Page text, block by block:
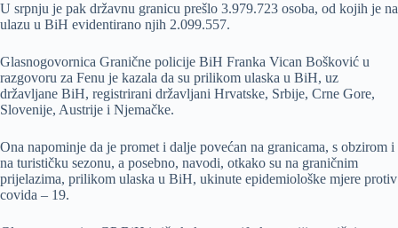
U srpnju je pak državnu granicu prešlo 3.979.723 osoba, od kojih je na
ulazu u BiH evidentirano njih 2.099.557.
Glasnogovornica Granične policije BiH Franka Vican Bošković u
razgovoru za Fenu je kazala da su prilikom ulaska u BiH, uz
državljane BiH, registrirani državljani Hrvatske, Srbije, Crne Gore,
Slovenije, Austrije i Njemačke.
Ona napominje da je promet i dalje povećan na granicama, s obzirom i
na turističku sezonu, a posebno, navodi, otkako su na graničnim
prijelazima, prilikom ulaska u BiH, ukinute epidemiološke mjere protiv
covida – 19.